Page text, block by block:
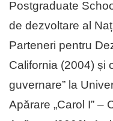
Postgraduate
de dezvoltare al
Parteneri pentru
California (2004) și
guvernare” la
Apărare „Carol I” –